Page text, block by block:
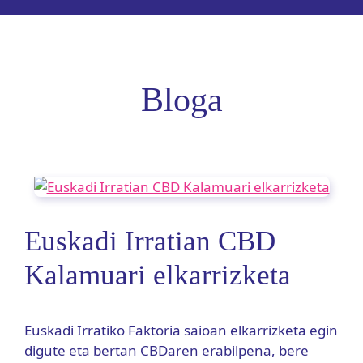
Bloga
Euskadi Irratian CBD
Kalamuari elkarrizketa
Euskadi Irratiko Faktoria saioan elkarrizketa egin
digute eta bertan CBDaren erabilpena, bere